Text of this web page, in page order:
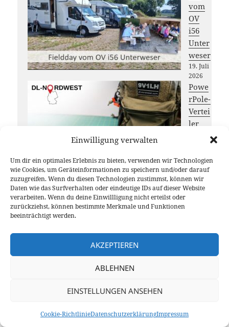
Einwilligung verwalten
Um dir ein optimales Erlebnis zu bieten, verwenden wir Technologien
wie Cookies, um Geräteinformationen zu speichern und/oder darauf
zuzugreifen. Wenn du diesen Technologien zustimmst, können wir
Daten wie das Surfverhalten oder eindeutige IDs auf dieser Website
verarbeiten. Wenn du deine Einwillligung nicht erteilst oder
zurückziehst, können bestimmte Merkmale und Funktionen
beeinträchtigt werden.
AKZEPTIEREN
ABLEHNEN
EINSTELLUNGEN ANSEHEN
Cookie-RichtlinieDatenschutzerklärungImpressum
vom
OV
i56
Unter
weser
19. Juli
2026
Powe
rPole-
Vertei
ler
ierte
m 5
VDC USB-Ausgang
28. Juni 2026
west
auch
21. Juni 2026